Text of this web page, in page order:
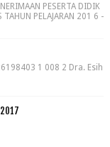
PESERTA DIDIK
TAHUN PELAJARAN 201 6 -
1 008 2 Dra. Esih
2017